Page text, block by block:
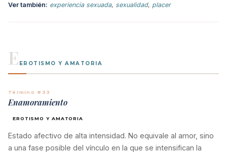
Ver también: experiencia sexuada, sexualidad, placer
E EROTISMO Y AMATORIA
Término #33
Enamoramiento
EROTISMO Y AMATORIA
Estado afectivo de alta intensidad. No equivale al amor, sino
a una fase posible del vínculo en la que se intensifican la